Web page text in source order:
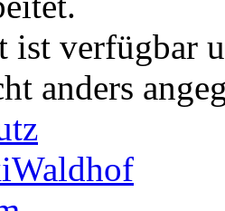
ist verfügbar
anders